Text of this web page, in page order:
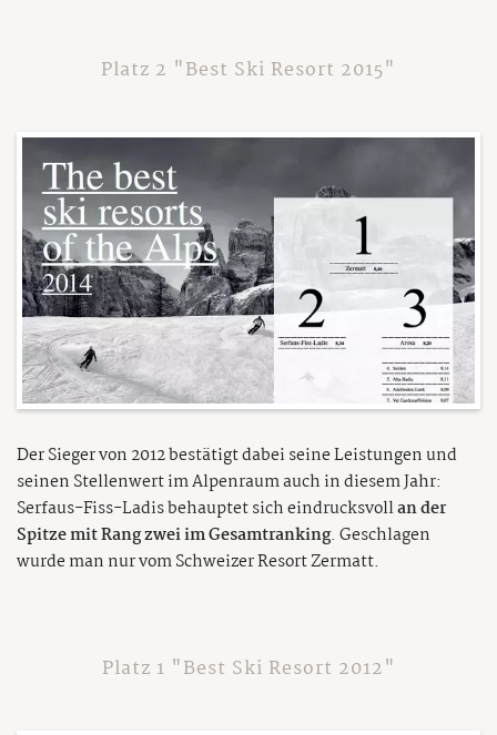
Platz 2 "Best Ski Resort 2015"
Der Sieger von 2012 bestätigt dabei seine Leistungen und
seinen Stellenwert im Alpenraum auch in diesem Jahr:
Serfaus-Fiss-Ladis behauptet sich eindrucksvollan der
Spitze mit Rang zwei im Gesamtranking. Geschlagen
wurde man nur vom Schweizer Resort Zermatt.
Platz 1 "Best Ski Resort 2012"